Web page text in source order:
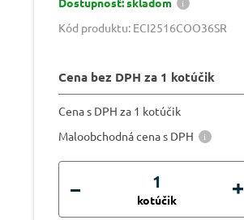
Kód produktu: ECI2516COO36SR
Cena bez DPH za 1 kotúčik
Cena s DPH za 1 kotúčik
Maloobchodná cena s DPH
kotúčik